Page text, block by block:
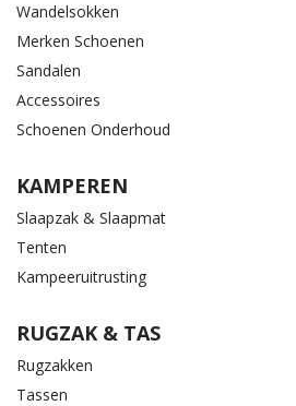
Wandelsokken
Merken Schoenen
Sandalen
Accessoires
Schoenen Onderhoud
KAMPEREN
Slaapzak & Slaapmat
Tenten
Kampeeruitrusting
RUGZAK & TAS
Rugzakken
Tassen